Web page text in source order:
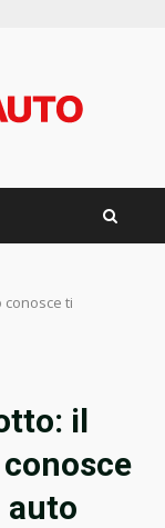
conosce ti
il
auto